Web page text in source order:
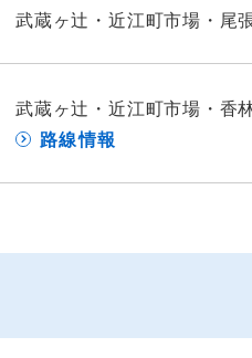
武蔵ヶ辻・近江町市場・尾
武蔵ヶ辻・近江町市場・香
路線情報